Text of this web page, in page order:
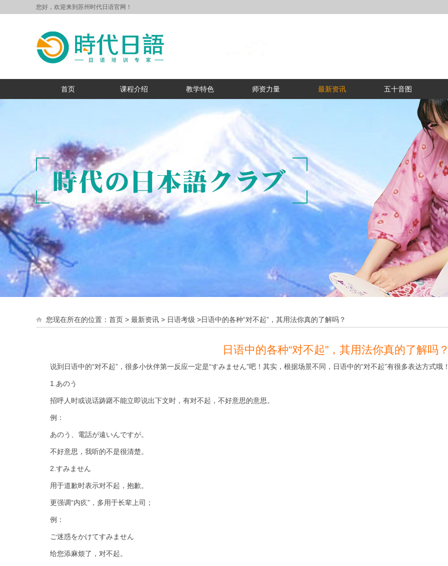
您好，欢迎来到苏州时代日语官网！
首页 课程介绍 教学特色 师资力量 最新资讯 五十音图
您现在所在的位置： 首页 > 最新资讯 > 日语考级 >日语中的各种“对不起”，其用法你真的了解吗？
日语中的各种“对不起”，其用法你真的了解吗
说到日语中的“对不起”，很多小伙伴第一反应一定是“すみません”吧！其实，根据场景不同，日语中的“对不起”有很多表达方式哦
1.あのう
招呼人时或说话踌躇不能立即说出下文时，有对不起，不好意思的意思。
例：
あのう、電話が遠いんですが。
不好意思，我听的不是很清楚。
2.すみません
用于道歉时表示对不起，抱歉。
更强调“内疚”，多用于长辈上司；
例：
ご迷惑をかけてすみません
给您添麻烦了，对不起。